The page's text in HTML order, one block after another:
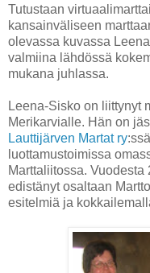
Tutustaan
kansainväliseen
olevassa kuvassa
valmiina lähdössä
mukana juhlassa.
Leena-Sisko on liittynyt
Merikarvialle. Hän on
Lauttijärven Martat ry
luottamustoimissa
Marttaliitossa.
edistänyt osaltaan
esitelmiä ja